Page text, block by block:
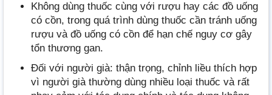
Không dùng thuốc cùng với rượu hay các đồ uống
có cồn, trong quá trình dùng thuốc cần tránh uống
rượu và đồ uống có cồn để hạn chế nguy cơ gây
tổn thương gan.
Đối với người già: thận trọng, chỉnh liều thích hợp
vì người già thường dùng nhiều loại thuốc và rất